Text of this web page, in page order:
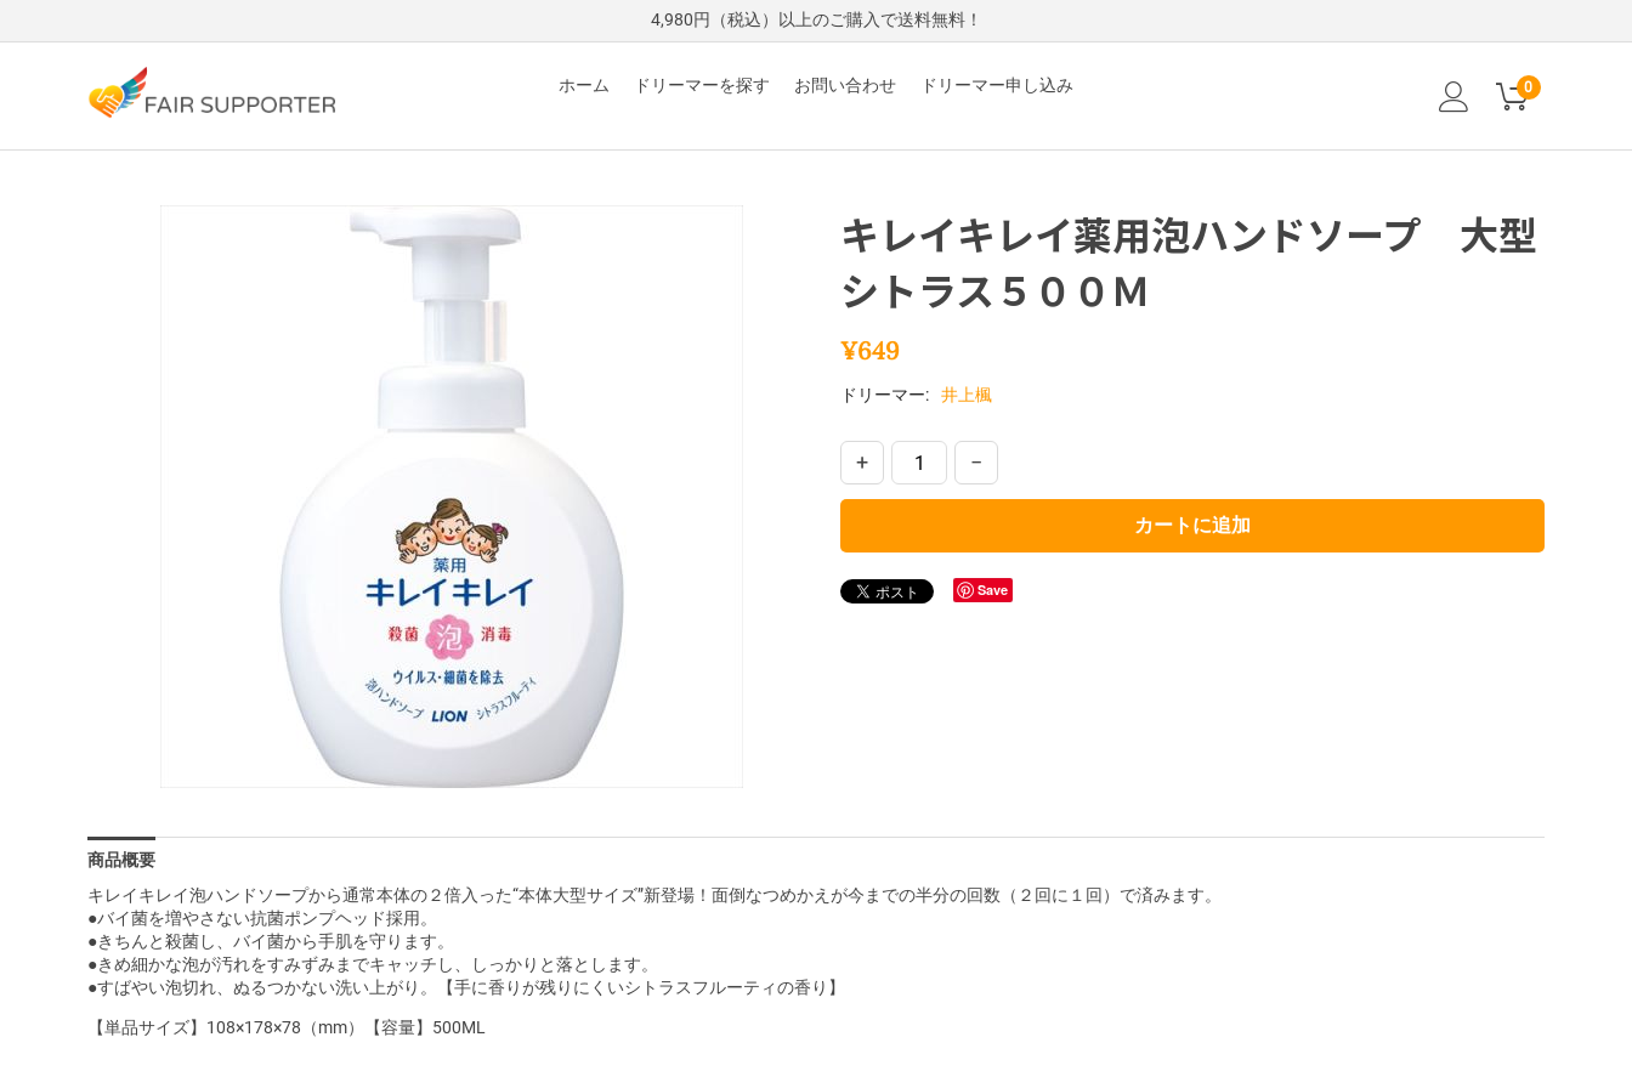
4,980円（税込）以上のご購入で送料無料！
ホーム ドリーマーを探す お問い合わせ ドリーマー申し込み 0
キレイキレイ薬用泡ハンドソープ 大型
シトラス５００Ｍ
¥649
ドリーマー: 井上楓
+ −
カートに追加
Save
商品概要
キレイキレイ泡ハンドソープから通常本体の２倍入った“本体大型サイズ”新登場！面倒なつめかえが今までの半分の回数（２回に１回）で済みます。
●バイ菌を増やさない抗菌ポンプヘッド採用。
●きちんと殺菌し、バイ菌から手肌を守ります。
●きめ細かな泡が汚れをすみずみまでキャッチし、しっかりと落とします。
●すばやい泡切れ、ぬるつかない洗い上がり。【手に香りが残りにくいシトラスフルーティの香り】
【単品サイズ】108×178×78（mm）【容量】500ML